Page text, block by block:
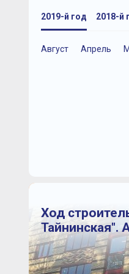
2019-й год
Август Апрель
2018-й
Ход
Тайнинская".